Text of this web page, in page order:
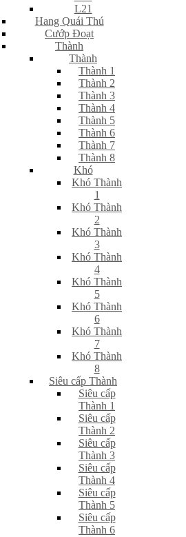
L21
Hang Quái Thú
Cướp Đoạt
Thành
Thành
Thành 1
Thành 2
Thành 3
Thành 4
Thành 5
Thành 6
Thành 7
Thành 8
Khó
Khó Thành
1
Khó Thành
2
Khó Thành
3
Khó Thành
4
Khó Thành
5
Khó Thành
6
Khó Thành
7
Khó Thành
8
Siêu cấp Thành
Siêu cấp
Thành 1
Siêu cấp
Thành 2
Siêu cấp
Thành 3
Siêu cấp
Thành 4
Siêu cấp
Thành 5
Siêu cấp
Thành 6